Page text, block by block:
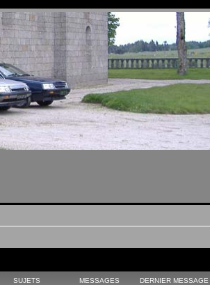
SUJETS MESSAGES DERNIER MESSAGE